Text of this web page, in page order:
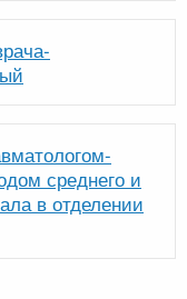
среднего и
в отделении